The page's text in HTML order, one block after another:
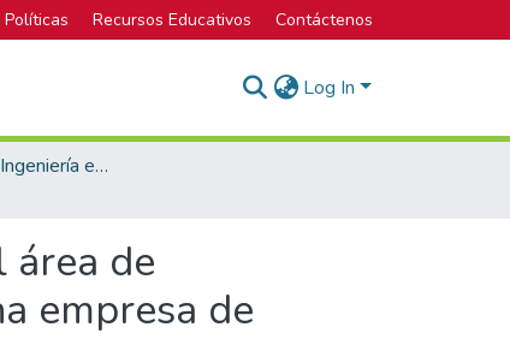
Políticas Recursos Educativos Contáctenos
Log In
Licenciatura en Ingeniería en Seguridad Laboral e Higiene Ambiental
área de
empresa de